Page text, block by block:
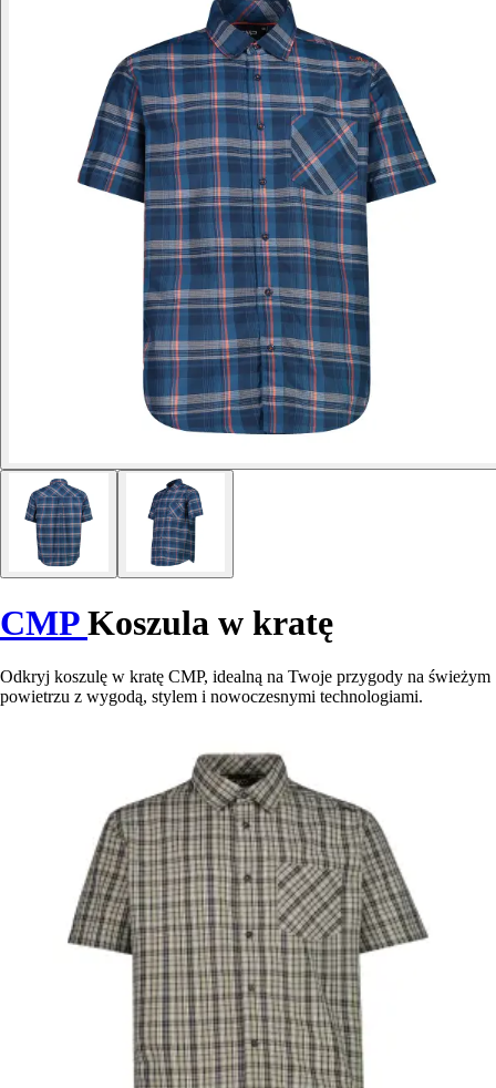
CMPKoszula w kratę
Odkryj koszulę w kratę CMP, idealną na Twoje przygody na świeżym
powietrzu z wygodą, stylem i nowoczesnymi technologiami.